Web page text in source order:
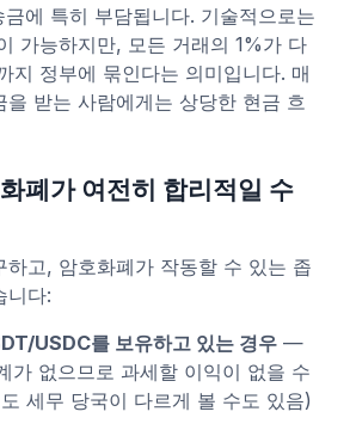
에 특히 부담됩니다. 기술적으로는
가능하지만, 모든 거래의 1%가 다
지 정부에 묶인다는 의미입니다. 매
을 받는 사람에게는 상당한 현금 흐
폐가 여전히 합리적일 수
하고, 암호화폐가 작동할 수 있는 좁
니다:
USDC를 보유하고 있는 경우—
가 없으므로 과세할 이익이 없을 수
세무 당국이 다르게 볼 수도 있음)